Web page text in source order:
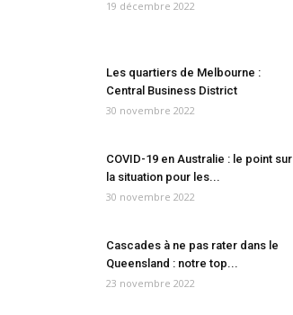
19 décembre 2022
Les quartiers de Melbourne :
Central Business District
30 novembre 2022
COVID-19 en Australie : le point sur
la situation pour les...
30 novembre 2022
Cascades à ne pas rater dans le
Queensland : notre top...
23 novembre 2022